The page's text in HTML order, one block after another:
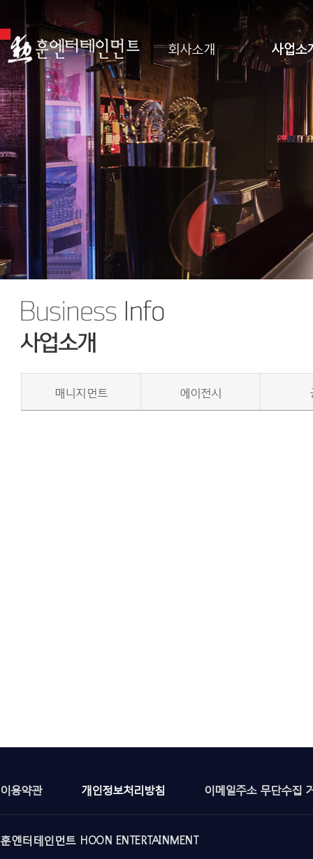
회사소개 사업소
매니지먼트 에이전시
이용약관 개인정보처리방침 이메일주소 무단수집
훈엔터테인먼트 HOON ENTERTAINMENT